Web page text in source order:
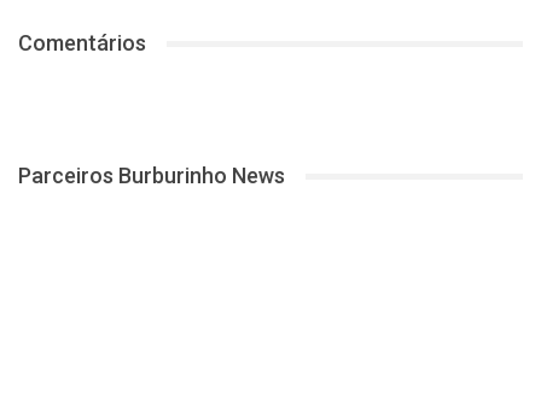
Comentários
Parceiros Burburinho News